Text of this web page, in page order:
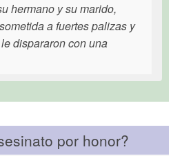
hermano y su marido,
a fuertes palizas y
dispararon con una
por honor?